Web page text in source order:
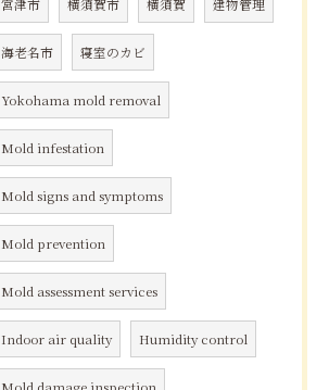
宮津市 横須賀市 横須賀 建物管理
海老名市 寝室のカビ
Yokohama mold removal
Mold infestation
Mold signs and symptoms
Mold prevention
Mold assessment services
Indoor air quality Humidity control
Mold damage inspection